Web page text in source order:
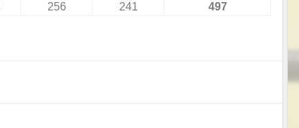
256 241 497